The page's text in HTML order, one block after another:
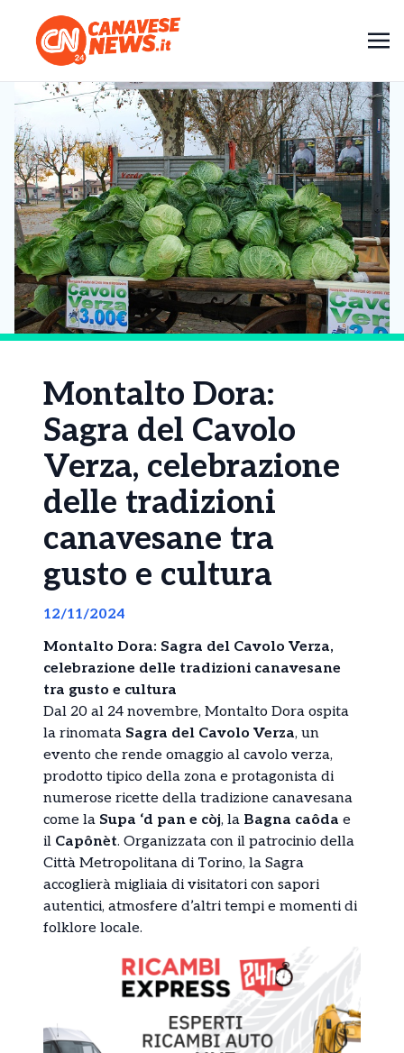
Montalto Dora:
Sagra del Cavolo
Verza, celebrazione
delle tradizioni
canavesane tra
gusto e cultura
12/11/2024
Montalto Dora: Sagra del Cavolo Verza,
celebrazione delle tradizioni canavesane
tra gusto e cultura
Dal 20 al 24 novembre, Montalto Dora ospita
la rinomata Sagra del Cavolo Verza, un
evento che rende omaggio al cavolo verza,
prodotto tipico della zona e protagonista di
numerose ricette della tradizione canavesana
come la Supa ‘d pan e còj, la Bagna caôda e
il Capônèt. Organizzata con il patrocinio della
Città Metropolitana di Torino, la Sagra
accoglierà migliaia di visitatori con sapori
autentici, atmosfere d’altri tempi e momenti di
folklore locale.